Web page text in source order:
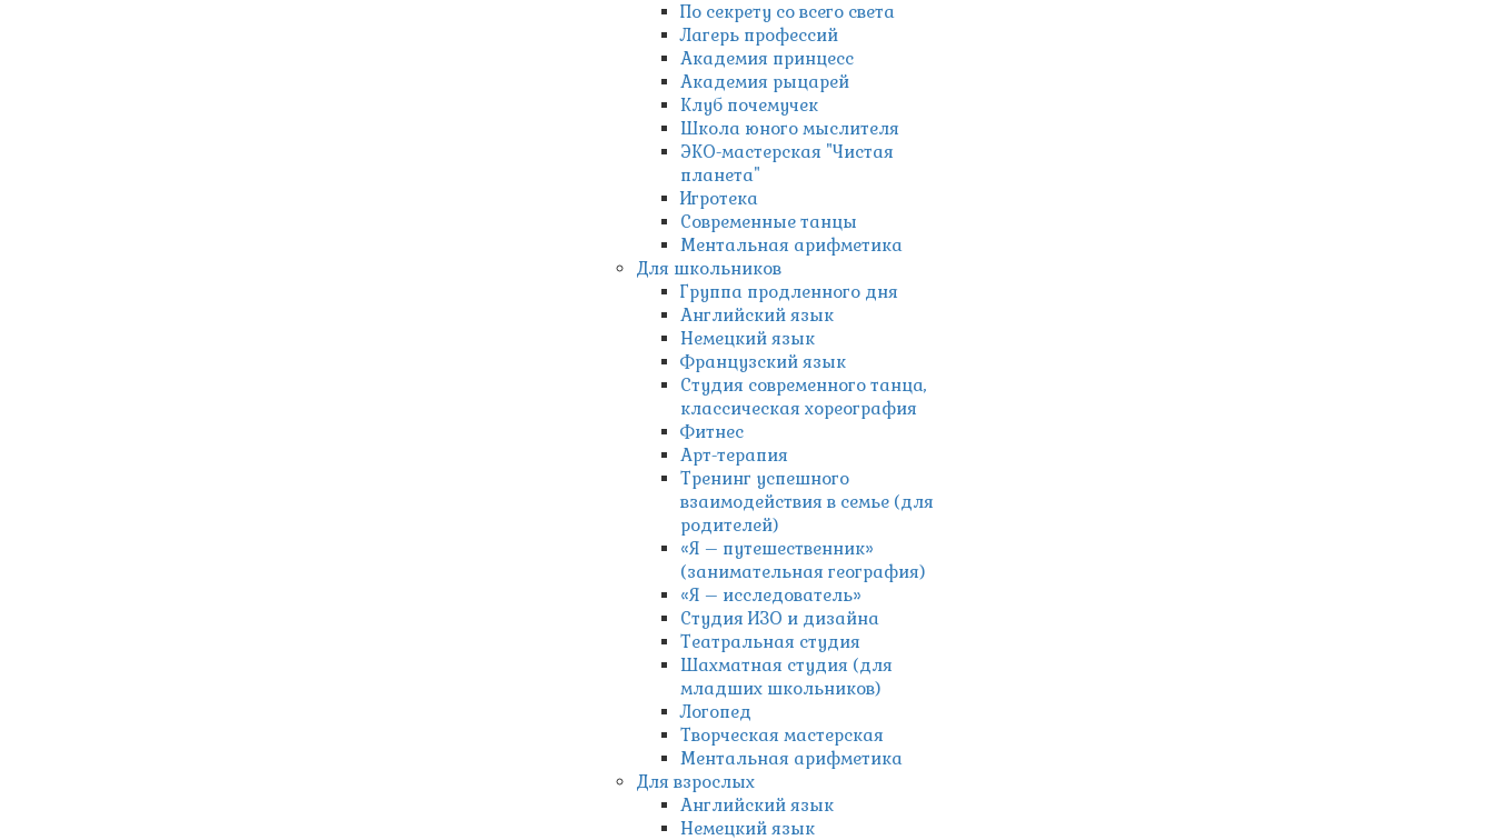
По секрету со всего света
Лагерь профессий
Академия принцесс
Академия рыцарей
Клуб почемучек
Школа юного мыслителя
ЭКО-мастерская "Чистая
планета"
Игротека
Современные танцы
Ментальная арифметика
Для школьников
Группа продленного дня
Английский язык
Немецкий язык
Французский язык
Студия современного танца,
классическая хореография
Фитнес
Арт-терапия
Тренинг успешного
взаимодействия в семье (для
родителей)
«Я – путешественник»
(занимательная география)
«Я – исследователь»
Студия ИЗО и дизайна
Театральная студия
Шахматная студия (для
младших школьников)
Логопед
Творческая мастерская
Ментальная арифметика
Для взрослых
Английский язык
Немецкий язык